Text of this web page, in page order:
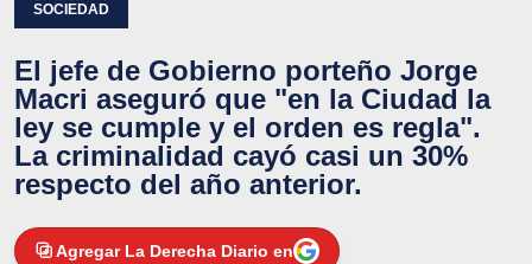
SOCIEDAD
El jefe de Gobierno porteño Jorge
Macri aseguró que "en la Ciudad la
ley se cumple y el orden es regla".
La criminalidad cayó casi un 30%
respecto del año anterior.
Agregar La Derecha Diario en